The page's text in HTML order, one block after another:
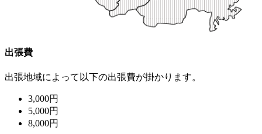
出張費
出張地域によって以下の出張費が掛かります。
3,000円
5,000円
8,000円